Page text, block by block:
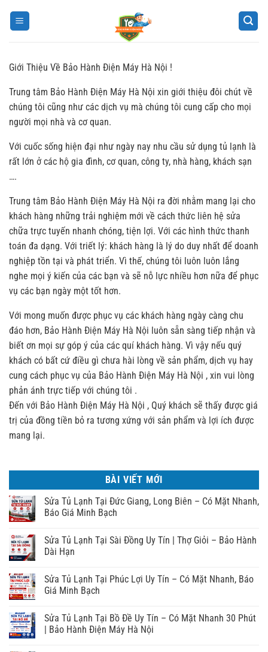
Giới Thiệu Về Bảo Hành Điện Máy Hà Nội !
Trung tâm Bảo Hành Điện Máy Hà Nội xin giới thiệu đôi chút về
chúng tôi cũng như các dịch vụ mà chúng tôi cung cấp cho mọi
người mọi nhà và cơ quan.
Với cuốc sống hiện đại như ngày nay nhu cầu sử dụng tủ lạnh là
rất lớn ở các hộ gia đình, cơ quan, công ty, nhà hàng, khách sạn
….
Trung tâm Bảo Hành Điện Máy Hà Nội ra đời nhằm mang lại cho
khách hàng những trải nghiệm mới về cách thức liên hệ sửa
chữa trực tuyến nhanh chóng, tiện lợi. Với các hình thức thanh
toán đa dạng. Với triết lý: khách hàng là lý do duy nhất để doanh
nghiệp tồn tại và phát triển. Vì thế, chúng tôi luôn luôn lắng
nghe mọi ý kiến của các bạn và sẽ nỗ lực nhiều hơn nữa để phục
vụ các bạn ngày một tốt hơn.
Với mong muốn được phục vụ các khách hàng ngày càng chu
đáo hơn, Bảo Hành Điện Máy Hà Nội luôn sẵn sàng tiếp nhận và
biết ơn mọi sự góp ý của các quí khách hàng. Vì vậy nếu quý
khách có bất cứ điều gì chưa hài lòng về sản phẩm, dịch vụ hay
cung cách phục vụ của Bảo Hành Điện Máy Hà Nội , xin vui lòng
phản ánh trực tiếp với chúng tôi .
Đến với Bảo Hành Điện Máy Hà Nội , Quý khách sẽ thấy được giá
trị của đồng tiền bỏ ra tương xứng với sản phẩm và lợi ích được
mang lại.
BÀI VIẾT MỚI
Sửa Tủ Lạnh Tại Đức Giang, Long Biên – Có Mặt Nhanh,
Báo Giá Minh Bạch
Sửa Tủ Lạnh Tại Sài Đồng Uy Tín | Thợ Giỏi – Bảo Hành
Dài Hạn
Sửa Tủ Lạnh Tại Phúc Lợi Uy Tín – Có Mặt Nhanh, Báo
Giá Minh Bạch
Sửa Tủ Lạnh Tại Bồ Đề Uy Tín – Có Mặt Nhanh 30 Phút
| Bảo Hành Điện Máy Hà Nội